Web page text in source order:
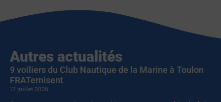
Autres actualités
9 voiliers du Club Nautique de la Marine à Toulon
FRATernisent
12 juillet 2026